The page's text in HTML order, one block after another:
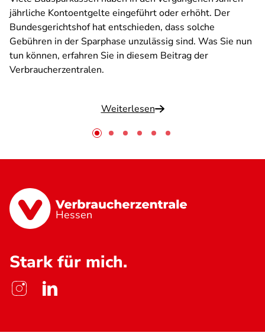
jährliche Kontoentgelte eingeführt oder erhöht. Der
Bundesgerichtshof hat entschieden, dass solche
Gebühren in der Sparphase unzulässig sind. Was Sie nun
tun können, erfahren Sie in diesem Beitrag der
Verbraucherzentralen.
Weiterlesen
Hessen
Stark für mich.